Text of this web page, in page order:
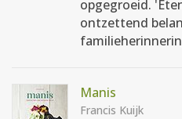
opgegroeid.
ontzettend
Manis
Francis Kuijk